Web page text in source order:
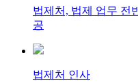
법제처, 법제 업무 전
공
법제처 인사